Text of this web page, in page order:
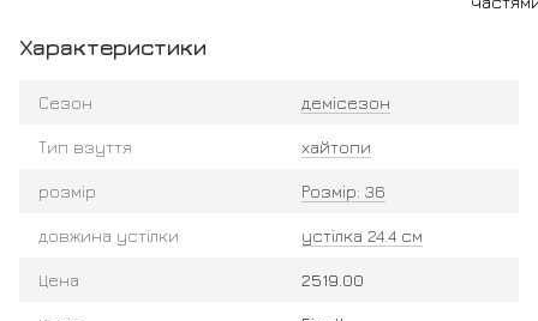
Характеристики
Сезон демісезон
Тип взуття хайтопи
розмір Розмір: 36
довжина устілки устілка 24.4 см
Цена 2519.00